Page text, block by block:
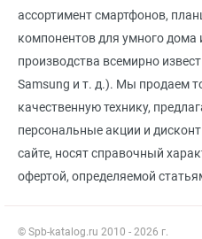
ассортимент смартфонов,
компонентов для умного дома
производства всемирно
Samsung и т. д.). Мы продаем
качественную технику,
персональные акции и
сайте, носят справочный
офертой, определяемой
© Spb-katalog.ru 2010 - 2026 г.